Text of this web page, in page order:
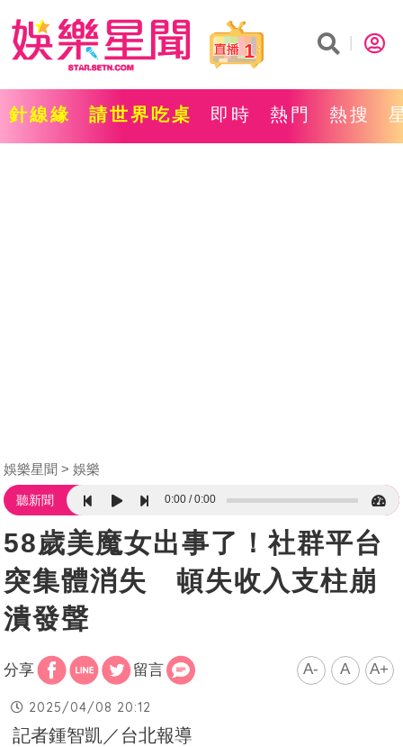
1
針線緣 請世界吃桌 即時 熱門 熱搜
娛樂星聞 娛樂
聽新聞 0:00 0:00
58歲美魔女出事了！社群平台
突集體消失 頓失收入支柱崩
潰發聲
分享 留言 A- A A+
2025/04/08 20:12
記者鍾智凱／台北報導